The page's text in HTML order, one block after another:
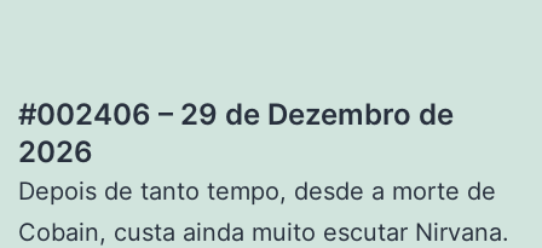
#002406 – 29 de Dezembro de
2026
Depois de tanto tempo, desde a morte de
Cobain, custa ainda muito escutar Nirvana.